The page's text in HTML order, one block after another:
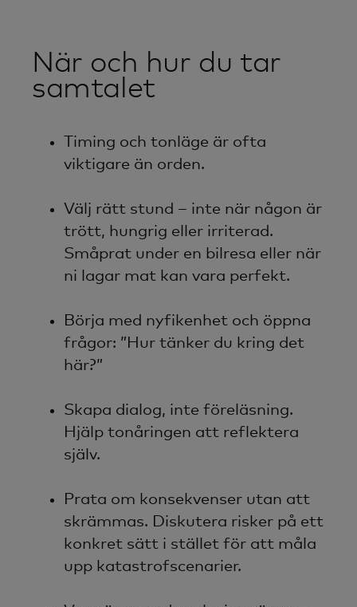
När och hur du tar
samtalet
Timing och tonläge är ofta
viktigare än orden.
Välj rätt stund – inte när någon är
trött, hungrig eller irriterad.
Småprat under en bilresa eller när
ni lagar mat kan vara perfekt.
Börja med nyfikenhet och öppna
frågor: ”Hur tänker du kring det
här?”
Skapa dialog, inte föreläsning.
Hjälp tonåringen att reflektera
själv.
Prata om konsekvenser utan att
skrämmas. Diskutera risker på ett
konkret sätt i stället för att måla
upp katastrofscenarier.